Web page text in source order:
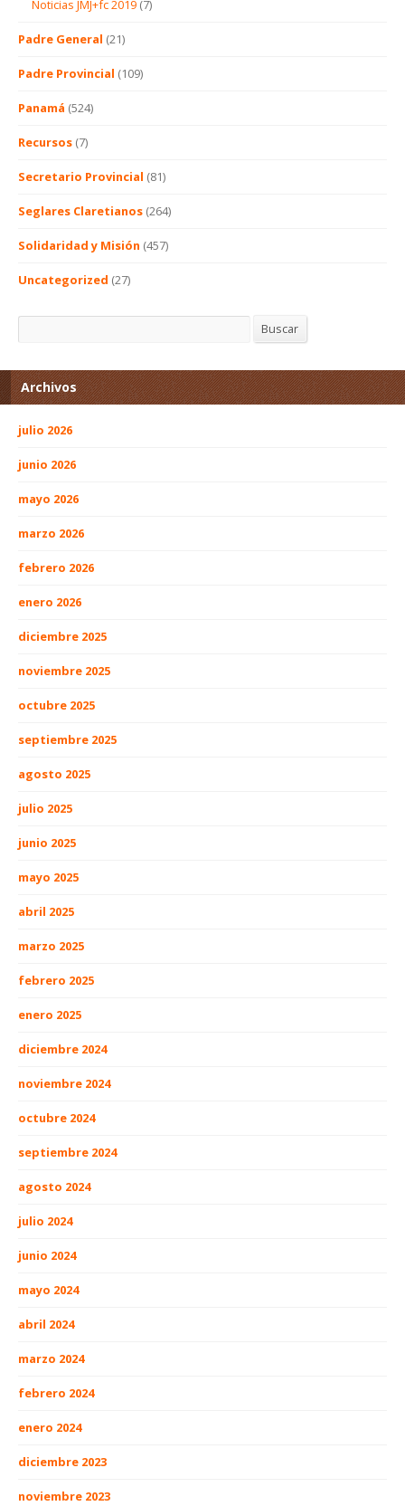
Noticias JMJ+fc 2019 (7)
Padre General (21)
Padre Provincial (109)
Panamá (524)
Recursos (7)
Secretario Provincial (81)
Seglares Claretianos (264)
Solidaridad y Misión (457)
Uncategorized (27)
Buscar
Archivos
julio 2026
junio 2026
mayo 2026
marzo 2026
febrero 2026
enero 2026
diciembre 2025
noviembre 2025
octubre 2025
septiembre 2025
agosto 2025
julio 2025
junio 2025
mayo 2025
abril 2025
marzo 2025
febrero 2025
enero 2025
diciembre 2024
noviembre 2024
octubre 2024
septiembre 2024
agosto 2024
julio 2024
junio 2024
mayo 2024
abril 2024
marzo 2024
febrero 2024
enero 2024
diciembre 2023
noviembre 2023